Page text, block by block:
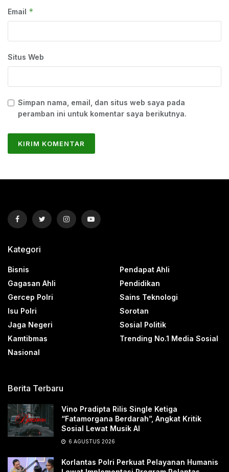
Email *
Situs Web
Simpan nama, email, dan situs web saya pada
peramban ini untuk komentar saya berikutnya.
Kategori
Bisnis
Gagasan Ahli
Gercep Polri
Isu Polri
Jaga Negeri
Kamtibmas
Nasional
Pendapat Ahli
Pendidikan
Sains Teknologi
Sorotan
Sosial Politik
Trending No.1 Media Sosial
Berita Terbaru
Vino Pradipta Rilis Single Ketiga
“Fatamorgana Berdarah”, Angkat Kritik
Sosial Lewat Musik AI
6 AGUSTUS 2026
Korlantas Polri Perkuat Pelayanan Humanis